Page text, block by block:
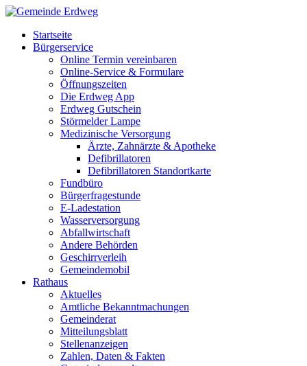
Startseite
Bürgerservice
Online Termin vereinbaren
Online-Service & Formulare
Öffnungszeiten
Die Erdweg App
Erdweg Gutschein
Störmelder Lampe
Medizinische Versorgung
Ärzte, Zahnärzte & Apotheke
Defibrillatoren
Defibrillatoren Standortkarte
Fundbüro
Bürgerfragestunde
E-Ladestation
Wasserversorgung
Abfallwirtschaft
Andere Behörden
Geschirrverleih
Gemeindemobil
Rathaus
Aktuelles
Amtliche Bekanntmachungen
Gemeinderat
Mitteilungsblatt
Stellenanzeigen
Zahlen, Daten & Fakten